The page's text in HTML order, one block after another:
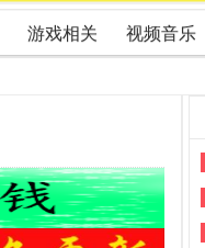
游戏相关 视频音乐